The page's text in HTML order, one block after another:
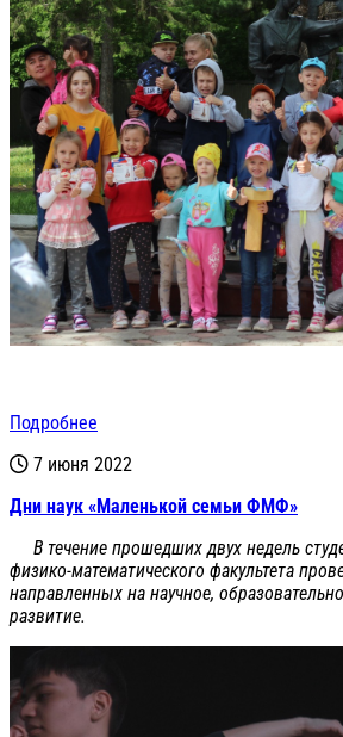
Подробнее
7 июня 2022
Дни наук «Маленькой семьи ФМФ»
В течение прошедших двух недель
физико-математического факультета
направленных на научное,
развитие.